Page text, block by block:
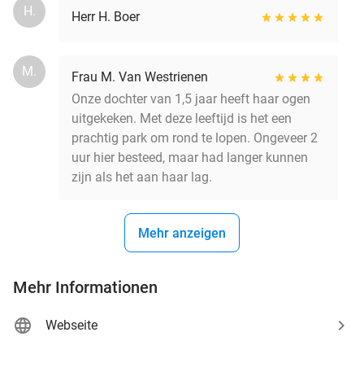
H. Herr H. Boer
M.
Frau M. Van Westrienen
Onze dochter van 1,5 jaar heeft haar ogen
uitgekeken. Met deze leeftijd is het een
prachtig park om rond te lopen. Ongeveer 2
uur hier besteed, maar had langer kunnen
zijn als het aan haar lag.
Mehr anzeigen
Mehr Informationen
Webseite